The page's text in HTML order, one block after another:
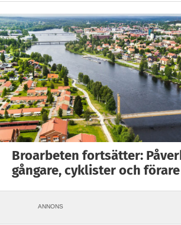
Broarbeten fortsätter:
gångare, cyklister och förare
ANNONS